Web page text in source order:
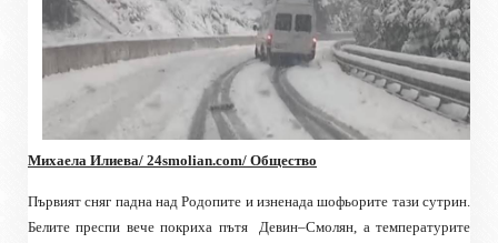
Михаела Илиева/ 24smolian.com/ Общество
Първият сняг падна над Родопите и изненада шофьорите тази сутрин.
Белите преспи вече покриха пътя
Девин–Смолян, а температурите